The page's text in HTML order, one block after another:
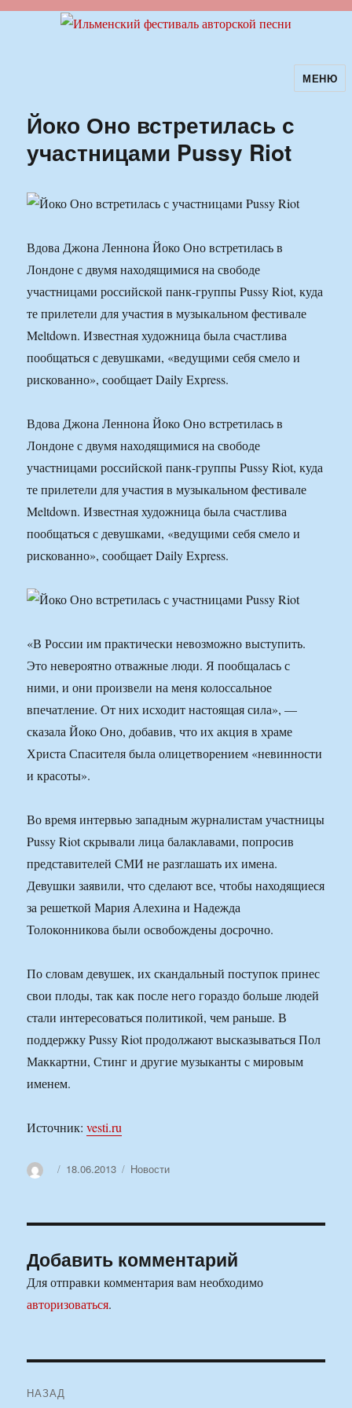
Ильменский фестиваль авторской
песни
МЕНЮ
Йоко Оно встретилась с
участницами Pussy Riot
Вдова Джона Леннона Йоко Оно встретилась в
Лондоне с двумя находящимися на свободе
участницами российской панк-группы Pussy Riot, куда
те прилетели для участия в музыкальном фестивале
Meltdown. Известная художница была счастлива
пообщаться с девушками, «ведущими себя смело и
рискованно», сообщает Daily Express.
Вдова Джона Леннона Йоко Оно встретилась в
Лондоне с двумя находящимися на свободе
участницами российской панк-группы Pussy Riot, куда
те прилетели для участия в музыкальном фестивале
Meltdown. Известная художница была счастлива
пообщаться с девушками, «ведущими себя смело и
рискованно», сообщает Daily Express.
«В России им практически невозможно выступить.
Это невероятно отважные люди. Я пообщалась с
ними, и они произвели на меня колоссальное
впечатление. От них исходит настоящая сила», —
сказала Йоко Оно, добавив, что их акция в храме
Христа Спасителя была олицетворением «невинности
и красоты».
Во время интервью западным журналистам участницы
Pussy Riot скрывали лица балаклавами, попросив
представителей СМИ не разглашать их имена.
Девушки заявили, что сделают все, чтобы находящиеся
за решеткой Мария Алехина и Надежда
Толоконникова были освобождены досрочно.
По словам девушек, их скандальный поступок принес
свои плоды, так как после него гораздо больше людей
стали интересоваться политикой, чем раньше. В
поддержку Pussy Riot продолжают высказываться Пол
Маккартни, Стинг и другие музыканты с мировым
именем.
Источник:vesti.ru
АвторОпубликовано
18.06.2013 Рубрики
Новости
Добавить комментарий
Для отправки комментария вам необходимо
авторизоваться.
НАЗАД